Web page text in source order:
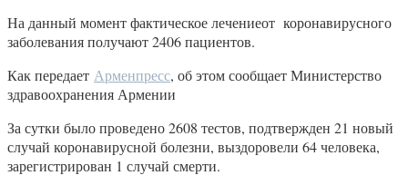
На данный момент фактическое лечениеот коронавирусного
заболевания получают 2406 пациентов.
Как передает Арменпресс, об этом сообщает Министерство
здравоохранения Армении
За сутки было проведено 2608 тестов, подтвержден 21 новый
случай коронавирусной болезни, выздоровели 64 человека,
зарегистрирован 1 случай смерти.